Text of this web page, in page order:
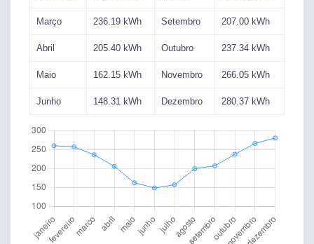
Março 236.19 kWh Setembro 207.00 kWh
Abril 205.40 kWh Outubro 237.34 kWh
Maio 162.15 kWh Novembro 266.05 kWh
Junho 148.31 kWh Dezembro 280.37 kWh